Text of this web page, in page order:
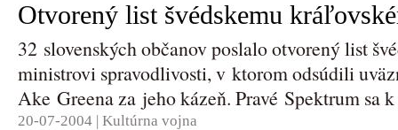
Otvorený list švédskemu
32 slovenských občanov poslalo otvorený list
ministrovi spravodlivosti, v ktorom odsúdili
Ake Greena za jeho kázeň. Pravé Spektrum sa
20-07-2004 | Kultúrna vojna